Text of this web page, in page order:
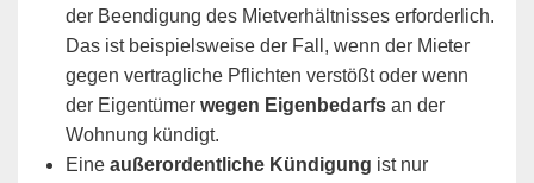
der Beendigung des Mietverhältnisses erforderlich.
Das ist beispielsweise der Fall, wenn der Mieter
gegen vertragliche Pflichten verstößt oder wenn
der Eigentümer wegen Eigenbedarfs an der
Wohnung kündigt.
Eine außerordentliche Kündigung ist nur